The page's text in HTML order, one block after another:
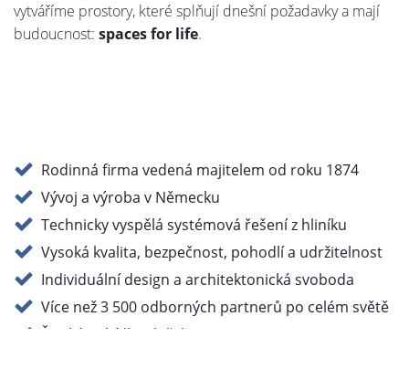
vytváříme prostory, které splňují dnešní požadavky a mají
budoucnost: spaces for life.
Rodinná firma vedená majitelem od roku 1874
Vývoj a výroba v Německu
Technicky vyspělá systémová řešení z hliníku
Vysoká kvalita, bezpečnost, pohodlí a udržitelnost
Individuální design a architektonická svoboda
Více než 3 500 odborných partnerů po celém světě
Široká nabídka služeb